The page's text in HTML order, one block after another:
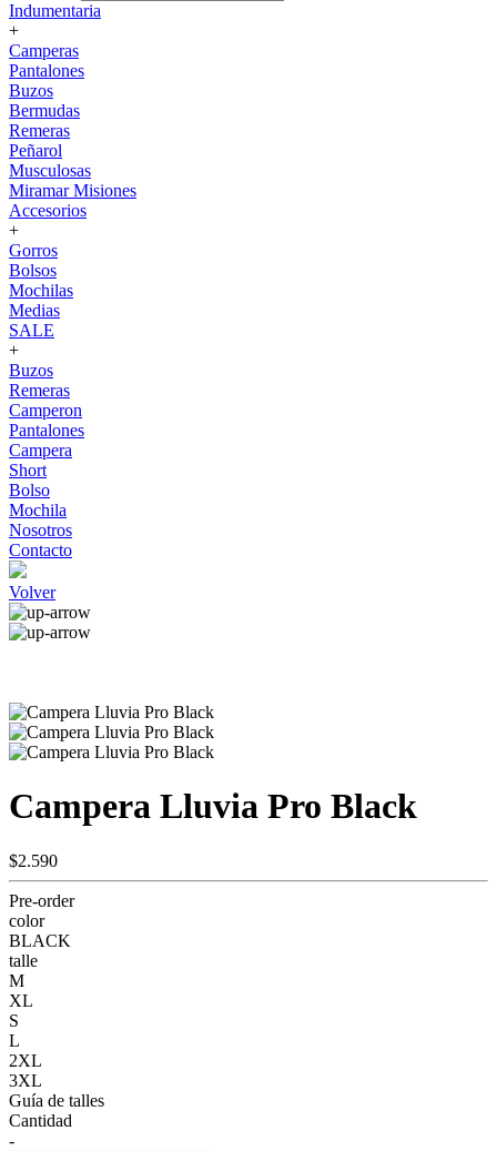
Indumentaria
+
Camperas
Pantalones
Buzos
Bermudas
Remeras
Peñarol
Musculosas
Miramar Misiones
Accesorios
+
Gorros
Bolsos
Mochilas
Medias
SALE
+
Buzos
Remeras
Camperon
Pantalones
Campera
Short
Bolso
Mochila
Nosotros
Contacto
Volver
Campera Lluvia Pro Black
$2.590
Pre-order
color
BLACK
talle
M
XL
S
L
2XL
3XL
Guía de talles
Cantidad
-